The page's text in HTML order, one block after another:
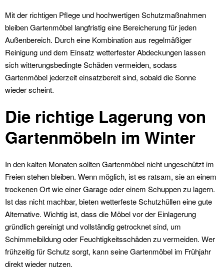
Mit der richtigen Pflege und hochwertigen Schutzmaßnahmen
bleiben Gartenmöbel langfristig eine Bereicherung für jeden
Außenbereich. Durch eine Kombination aus regelmäßiger
Reinigung und dem Einsatz wetterfester Abdeckungen lassen
sich witterungsbedingte Schäden vermeiden, sodass
Gartenmöbel jederzeit einsatzbereit sind, sobald die Sonne
wieder scheint.
Die richtige Lagerung von
Gartenmöbeln im Winter
In den kalten Monaten sollten Gartenmöbel nicht ungeschützt im
Freien stehen bleiben. Wenn möglich, ist es ratsam, sie an einem
trockenen Ort wie einer Garage oder einem Schuppen zu lagern.
Ist das nicht machbar, bieten wetterfeste Schutzhüllen eine gute
Alternative. Wichtig ist, dass die Möbel vor der Einlagerung
gründlich gereinigt und vollständig getrocknet sind, um
Schimmelbildung oder Feuchtigkeitsschäden zu vermeiden. Wer
frühzeitig für Schutz sorgt, kann seine Gartenmöbel im Frühjahr
direkt wieder nutzen.